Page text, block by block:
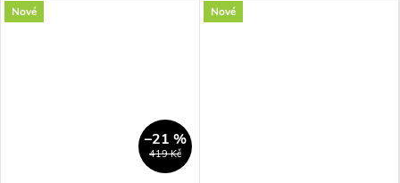
Nové
419 Kč
–21 %
Nové